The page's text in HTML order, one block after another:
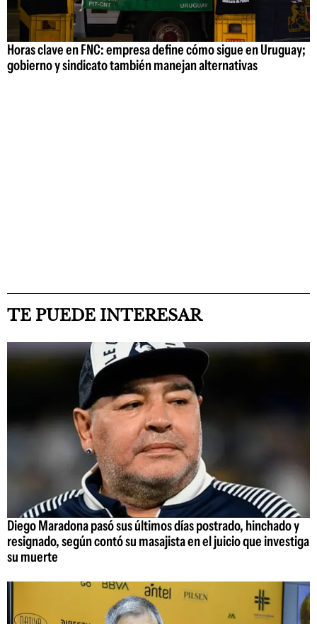
Horas clave en FNC: empresa define cómo sigue en Uruguay;
gobierno y sindicato también manejan alternativas
TE PUEDE INTERESAR
Diego Maradona pasó sus últimos días postrado, hinchado y
resignado, según contó su masajista en el juicio que investiga
su muerte